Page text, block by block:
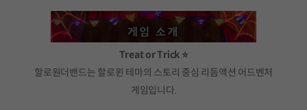
Treat or Trick ⭐
할로원더밴드는 할로윈 테마의 스토리 중심 리듬액션 어드벤처
게임입니다.